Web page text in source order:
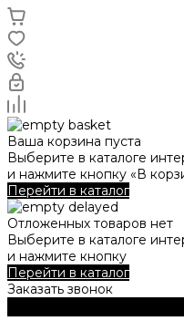
Ваша корзина пуста
Выберите в каталоге
и нажмите кнопку «В
Перейти в каталог
Отложенных товаров нет
Выберите в каталоге
и нажмите кнопку
Перейти в каталог
Заказать звонок